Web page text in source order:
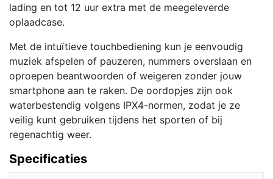
lading en tot 12 uur extra met de meegeleverde
oplaadcase.
Met de intuïtieve touchbediening kun je eenvoudig
muziek afspelen of pauzeren, nummers overslaan en
oproepen beantwoorden of weigeren zonder jouw
smartphone aan te raken. De oordopjes zijn ook
waterbestendig volgens IPX4-normen, zodat je ze
veilig kunt gebruiken tijdens het sporten of bij
regenachtig weer.
Specificaties